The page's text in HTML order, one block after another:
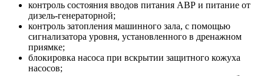
контроль состояния вводов питания АВР и питание от
дизель-генераторной;
контроль затопления машинного зала, с помощью
сигнализатора уровня, установленного в дренажном
приямке;
блокировка насоса при вскрытии защитного кожуха
насосов;